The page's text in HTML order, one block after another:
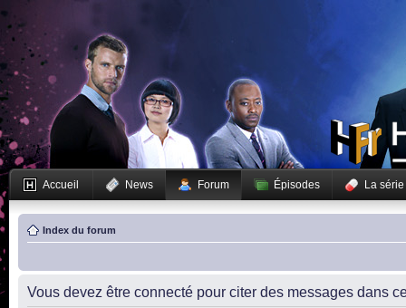
Accueil News Forum Épisodes La série
Index du forum
Vous devez être connecté pour citer des messages dans